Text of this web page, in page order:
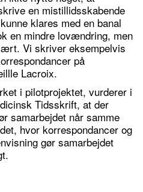
en mistillidsskabende
klares med en banal
en mindre lovændring, men
Vi skriver eksempelvis
på
Lacroix.
i pilotprojektet, vurderer i
Tidsskrift, at der
samarbejdet når samme
hvor korrespondancer og
gør samarbejdet